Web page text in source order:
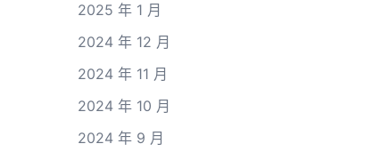
2025 年 1 月
2024 年 12 月
2024 年 11 月
2024 年 10 月
2024 年 9 月